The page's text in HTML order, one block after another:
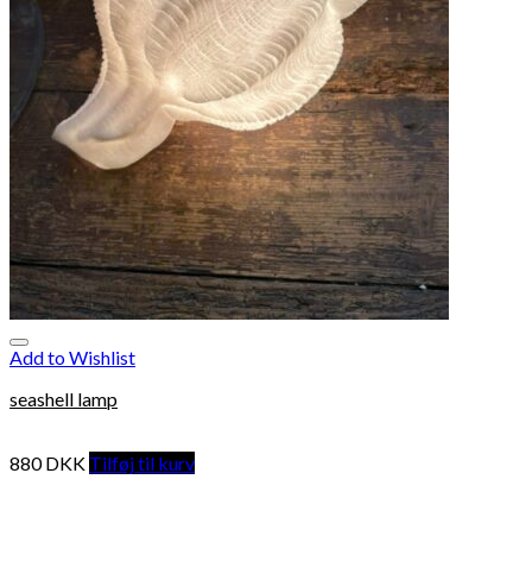
Add to Wishlist
seashell lamp
880DKK Tilføj til kurv